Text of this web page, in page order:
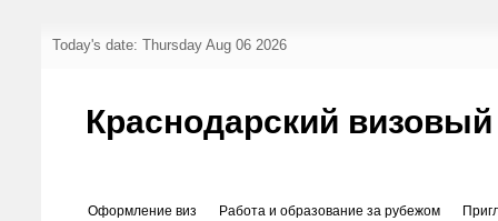
Today's date: Thursday Aug 06 2026
Краснодарский
Оформление виз Работа и образование за рубежом